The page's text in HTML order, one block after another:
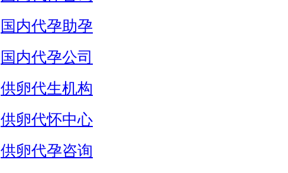
国内代孕助孕
国内代孕公司
供卵代生机构
供卵代怀中心
供卵代孕咨询